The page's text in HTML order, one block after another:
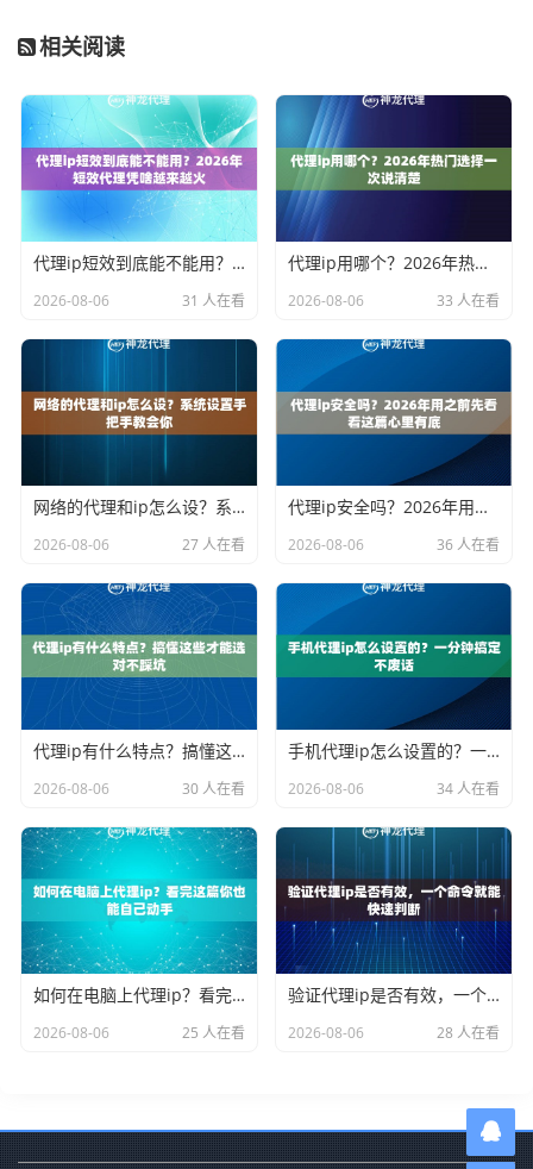
相关阅读
代理ip短效到底能不能用？2026年短效代理凭啥越来越火
2026-08-06 31 人在看
代理ip用哪个？2026年热门选择一次说清楚
2026-08-06 33 人在看
网络的代理和ip怎么设？系统设置手把手教会你
2026-08-06 27 人在看
代理ip安全吗？2026年用之前先看看这篇心里有底
2026-08-06 36 人在看
代理ip有什么特点？搞懂这些才能选对不踩坑
2026-08-06 30 人在看
手机代理ip怎么设置的？一分钟搞定不废话
2026-08-06 34 人在看
如何在电脑上代理ip？看完这篇你也能自己动手
2026-08-06 25 人在看
验证代理ip是否有效，一个命令就能快速判断
2026-08-06 28 人在看